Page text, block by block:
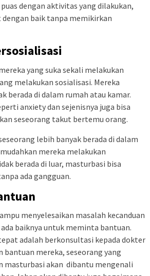
dengan aktivitas yang dilakukan,
baik tanpa memikirkan
yang suka sekali melakukan
melakukan sosialisasi. Mereka
berada di dalam rumah atau kamar.
anxiety dan sejenisnya juga bisa
seseorang takut bertemu orang.
lebih banyak berada di dalam
mereka melakukan
berada di luar, masturbasi bisa
ada gangguan.
menyelesaikan masalah kecanduan
baiknya untuk meminta bantuan.
adalah berkonsultasi kepada dokter
bantuan mereka, seseorang yang
masturbasi akan dibantu mengenali